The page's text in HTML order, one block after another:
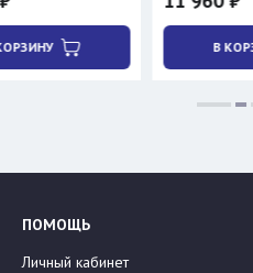
ПОМОЩЬ
Личный кабинет